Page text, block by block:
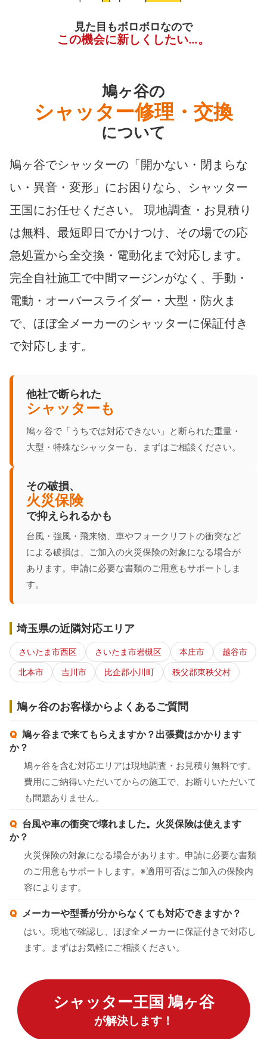
見た目もボロボロなので
この機会に新しくしたい…。
鳩ヶ谷の
シャッター修理・交換
について
鳩ヶ谷でシャッターの「開かない・閉まらな
い・異音・変形」にお困りなら、シャッター
王国にお任せください。 現地調査・お見積り
は無料、最短即日でかけつけ、その場での応
急処置から全交換・電動化まで対応します。
完全自社施工で中間マージンがなく、手動・
電動・オーバースライダー・大型・防火ま
で、ほぼ全メーカーのシャッターに保証付き
で対応します。
他社で断られた
シャッターも
鳩ヶ谷で「うちでは対応できない」と断られた重量・
大型・特殊なシャッターも、まずはご相談ください。
その破損、
火災保険
で抑えられるかも
台風・強風・飛来物、車やフォークリフトの衝突など
による破損は、ご加入の火災保険の対象になる場合が
あります。申請に必要な書類のご用意もサポートしま
す。
埼玉県の近隣対応エリア
さいたま市西区 さいたま市岩槻区 本庄市
越谷市
北本市
吉川市 比企郡小川町 秩父郡東秩父村
鳩ヶ谷のお客様からよくあるご質問
鳩ヶ谷まで来てもらえますか？出張費はかかります
か？
鳩ヶ谷を含む対応エリアは現地調査・お見積り無料です。
費用にご納得いただいてからの施工で、お断りいただいて
も問題ありません。
台風や車の衝突で壊れました。火災保険は使えます
か？
火災保険の対象になる場合があります。申請に必要な書類
のご用意もサポートします。※適用可否はご加入の保険内
容によります。
メーカーや型番が分からなくても対応できますか？
はい。現地で確認し、ほぼ全メーカーに保証付きで対応し
ます。まずはお気軽にご相談ください。
シャッター王国 鳩ヶ谷
が解決します！